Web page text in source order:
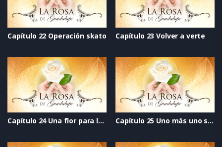
Capítulo 22 Operación skato Capítulo 23 Volver a verte
Capítulo 24 Una flor para la vida Capítulo 25 Uno más uno siempre es dos